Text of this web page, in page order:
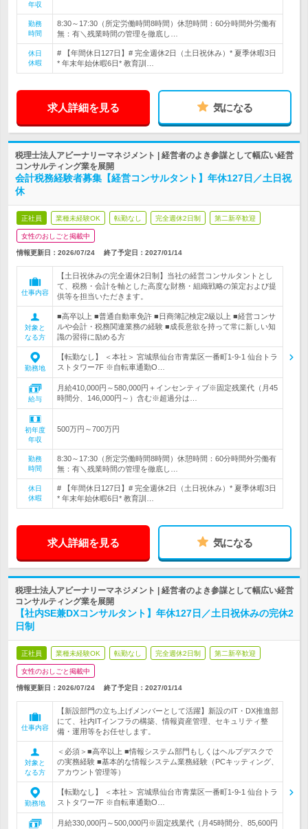
年収
勤務
時間
8:30～17:30（所定労働時間8時間）休憩時間：60分時間外労働有
無：有＼残業時間の管理を徹底し…
休日
休暇
# 【年間休日127日】# 完全週休2日（土日祝休み）* 夏季休暇3日
* 年末年始休暇6日* 教育訓…
求人詳細を見る 気になる
税理士法人アビーナリーマネジメント | 経営者のよき参謀として幅広い経営
コンサルティング業を展開
会計税務経験者募集【経営コンサルタント】年休127日／土日祝
休
正社員 業種未経験OK 転勤なし 完全週休2日制 第二新卒歓迎
女性のおしごと掲載中
情報更新日：2026/07/24 終了予定日： 2027/01/14
仕事内容
【土日祝休みの完全週休2日制】当社の経営コンサルタントとし
て、税務・会計を軸とした高度な財務・組織戦略の策定および提
供等を担当いただきます。
対象と
なる方
■高卒以上 ■普通自動車免許 ■日商簿記検定2級以上 ■経営コンサ
ルや会計・税務関連業務の経験 ■成長意欲を持って常に新しい知
識の習得に励める方
勤務地
【転勤なし】 ＜本社＞ 宮城県仙台市青葉区一番町1-9-1 仙台トラ
ストタワー7F ※自転車通勤O…
給与
月給410,000円～580,000円＋インセンティブ※固定残業代（月45
時間分、146,000円～）含む※超過分は…
初年度
年収
500万円～700万円
勤務
時間
8:30～17:30（所定労働時間8時間）休憩時間：60分時間外労働有
無：有＼残業時間の管理を徹底し…
休日
休暇
# 【年間休日127日】# 完全週休2日（土日祝休み）* 夏季休暇3日
* 年末年始休暇6日* 教育訓…
求人詳細を見る 気になる
税理士法人アビーナリーマネジメント | 経営者のよき参謀として幅広い経営
コンサルティング業を展開
【社内SE兼DXコンサルタント】年休127日／土日祝休みの完休2
日制
正社員 業種未経験OK 転勤なし 完全週休2日制 第二新卒歓迎
女性のおしごと掲載中
情報更新日：2026/07/24 終了予定日： 2027/01/14
仕事内容
【新設部門の立ち上げメンバーとして活躍】新設のIT・DX推進部
にて、社内ITインフラの構築、情報資産管理、セキュリティ整
備・運用等をお任せします。
対象と
なる方
＜必須＞■高卒以上 ■情報システム部門もしくはヘルプデスクで
の実務経験 ■基本的な情報システム業務経験（PCキッティング、
アカウント管理等）
勤務地
【転勤なし】 ＜本社＞ 宮城県仙台市青葉区一番町1-9-1 仙台トラ
ストタワー7F ※自転車通勤O…
月給330,000円～500,000円※固定残業代（月45時間分、85,600円